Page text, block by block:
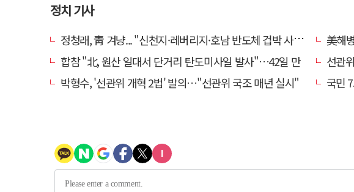
정치 기사
정청래, 靑 겨냥... "신천지·레버리지·호남 반도체 겁박 사과하라"
美해
합참 "北, 원산 일대서 단거리 탄도미사일 발사"…42일 만
선관
박형수, '선관위 개혁 2법' 발의…"선관위 국조 매년 실시"
국민